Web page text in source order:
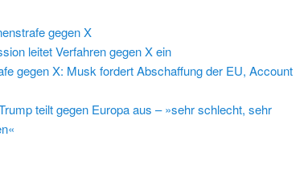
gegen X
leitet Verfahren gegen X ein
gegen X: Musk fordert Abschaffung der EU, Account
teilt gegen Europa aus – »sehr schlecht, sehr